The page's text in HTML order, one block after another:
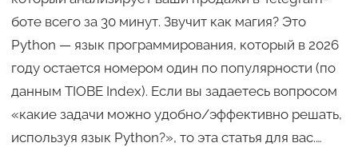
боте всего за 30 минут. Звучит как магия? Это
Python — язык программирования, который в 2026
году остается номером один по популярности (по
данным TIOBE Index). Если вы задаетесь вопросом
«какие задачи можно удобно/эффективно решать,
используя язык Python?», то эта статья для вас.…